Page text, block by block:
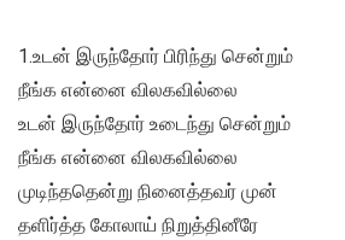
1.உடன் இருந்தோர் பிரிந்து சென்றும்
நீங்க என்னை விலகவில்லை
உடன் இருந்தோர் உடைந்து சென்றும்
நீங்க என்னை விலகவில்லை
முடிந்ததென்று நினைத்தவர் முன்
தளிர்த்த கோலாய் நிறுத்தினீரே